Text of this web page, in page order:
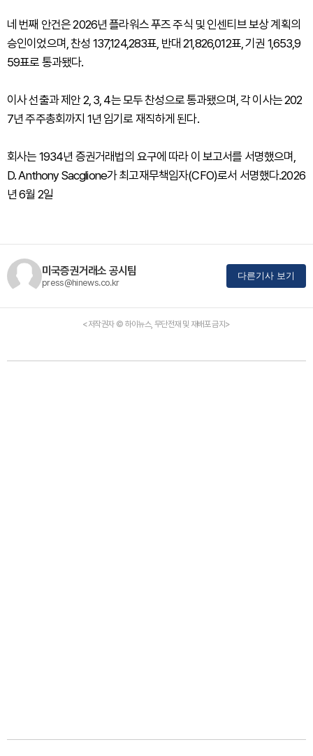
네 번째 안건은 2026년 플라워스 푸즈 주식 및 인센티브 보상 계획의
승인이었으며, 찬성 137,124,283표, 반대 21,826,012표, 기권 1,653,9
59표로 통과됐다.
이사 선출과 제안 2, 3, 4는 모두 찬성으로 통과됐으며, 각 이사는 202
7년 주주총회까지 1년 임기로 재직하게 된다.
회사는 1934년 증권거래법의 요구에 따라 이 보고서를 서명했으며,
D. Anthony Sacglione가 최고재무책임자(CFO)로서 서명했다.2026
년 6월 2일
미국증권거래소 공시팀
press@hinews.co.kr
다른기사 보기
<저작권자 © 하이뉴스, 무단전재 및 재배포 금지>